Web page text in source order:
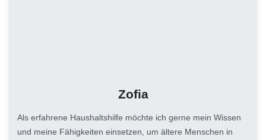
Zofia
Als erfahrene Haushaltshilfe möchte ich gerne mein Wissen
und meine Fähigkeiten einsetzen, um ältere Menschen in